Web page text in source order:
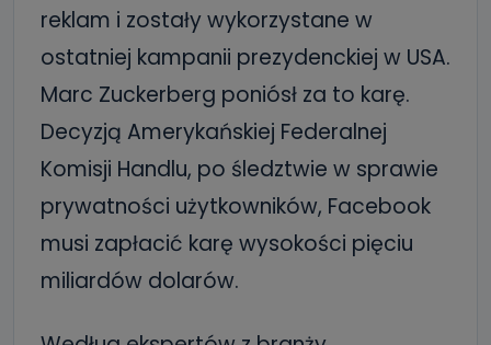
reklam i zostały wykorzystane w
ostatniej kampanii prezydenckiej w USA.
Marc Zuckerberg poniósł za to karę.
Decyzją Amerykańskiej Federalnej
Komisji Handlu, po śledztwie w sprawie
prywatności użytkowników, Facebook
musi zapłacić karę wysokości pięciu
miliardów dolarów.